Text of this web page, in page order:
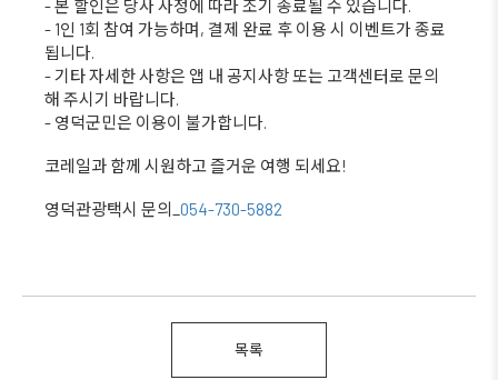
- 본 할인은 당사 사정에 따라 조기 종료될 수 있습니다.
- 1인 1회 참여 가능하며, 결제 완료 후 이용 시 이벤트가 종료
됩니다.
- 기타 자세한 사항은 앱 내 공지사항 또는 고객센터로 문의
해 주시기 바랍니다.
- 영덕군민은 이용이 불가합니다.
코레일과 함께 시원하고 즐거운 여행 되세요!
영덕관광택시 문의_ 054-730-5882
목록